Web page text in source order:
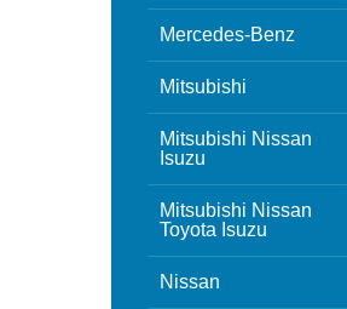
Mercedes-Benz
Mitsubishi
Mitsubishi Nissan
Isuzu
Mitsubishi Nissan
Toyota Isuzu
Nissan